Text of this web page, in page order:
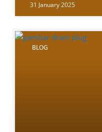
31 January 2025
BLOG